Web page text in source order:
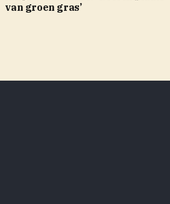
van groen gras’